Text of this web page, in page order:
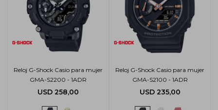
Reloj G-Shock Casio para mujer
GMA-S2200 - 1ADR
USD 258,00
Reloj G-Shock Casio para mujer
GMA-S2100 - 1ADR
USD 235,00